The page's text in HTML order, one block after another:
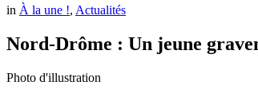
in À la une !, Actualités
Nord-Drôme : Un jeune
Photo d'illustration